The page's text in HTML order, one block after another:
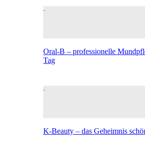
Oral-B – professionelle
Tag
K-Beauty – das Geheimnis